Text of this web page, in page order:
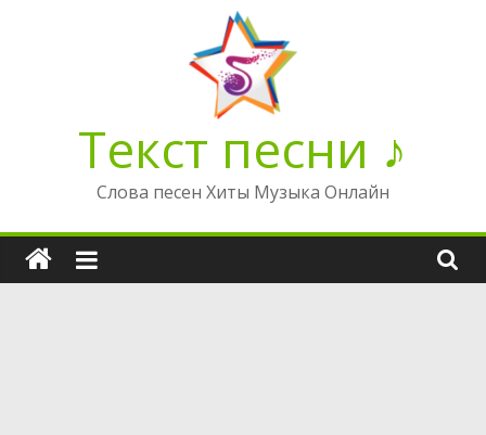
Текст песни ♪
Слова песен Хиты Музыка Онлайн